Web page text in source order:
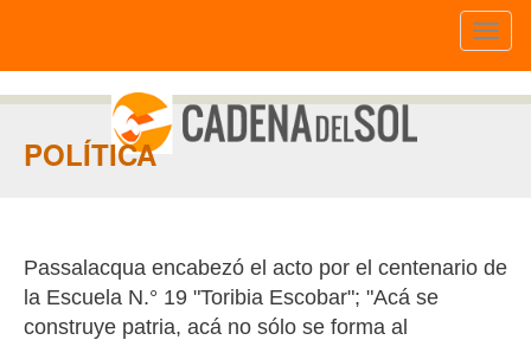
POLÍTICA
Passalacqua encabezó el acto por el centenario de
la Escuela N.° 19 "Toribia Escobar"; "Acá se
construye patria, acá no sólo se forma al